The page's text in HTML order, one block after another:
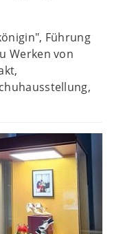
Führung
Werken von